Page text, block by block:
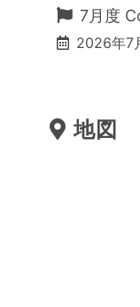
7月度
2026年7
地図